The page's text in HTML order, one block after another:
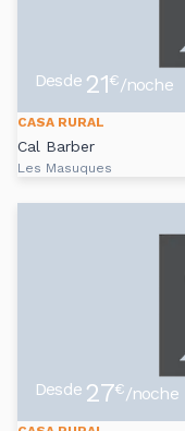
Desde 21€/noche
CASA RURAL
Cal Barber
Les Masuques
Desde 27€/noche